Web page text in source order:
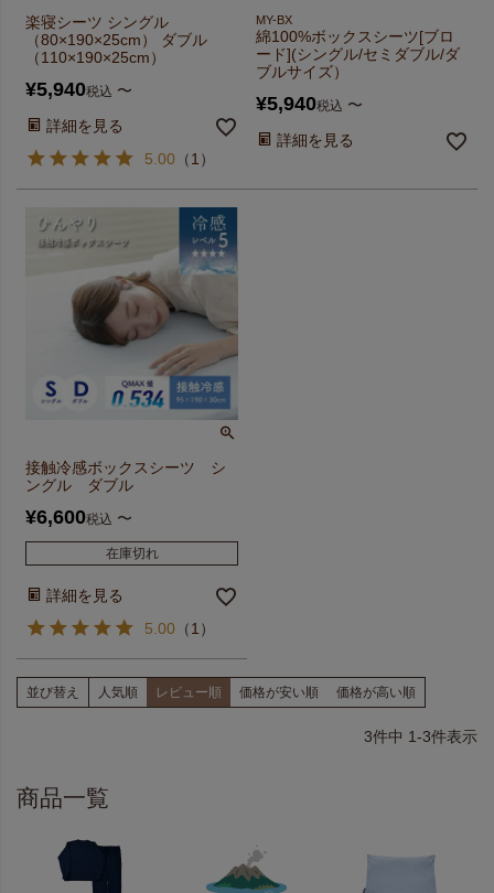
楽寝シーツ シングル
（80×190×25cm） ダブル
（110×190×25cm）
¥5,940税込 〜
詳細を見る
5.00 （1 ）
MY-BX
綿100%ボックスシーツ[ブロ
ード](シングル/セミダブル/ダ
ブルサイズ）
¥5,940税込 〜
詳細を見る
接触冷感ボックスシーツ シ
ングル ダブル
¥6,600税込 〜
在庫切れ
詳細を見る
5.00 （1 ）
並び替え 人気順 レビュー順 価格が安い順 価格が高い順
3件中 1-3件表示
商品一覧